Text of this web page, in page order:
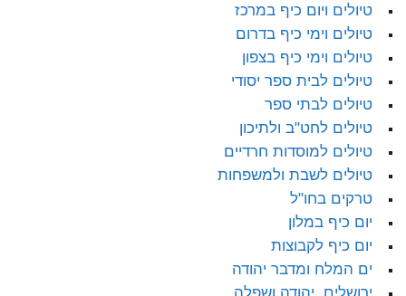
טיולים ויום כיף במרכז
טיולים וימי כיף בדרום
טיולים וימי כיף בצפון
טיולים לבית ספר יסודי
טיולים לבתי ספר
טיולים לחט"ב ולתיכון
טיולים למוסדות חרדיים
טיולים לשבת ולמשפחות
טרקים בחו"ל
יום כיף במלון
יום כיף לקבוצות
ים המלח ומדבר יהודה
ירושלים, יהודה ושפלה